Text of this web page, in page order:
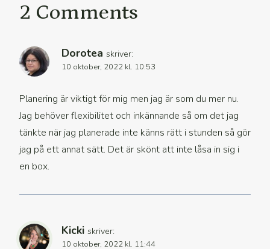
2 Comments
Dorotea skriver:
10 oktober, 2022 kl. 10:53
Planering är viktigt för mig men jag är som du mer nu.
Jag behöver flexibilitet och inkännande så om det jag
tänkte när jag planerade inte känns rätt i stunden så gör
jag på ett annat sätt. Det är skönt att inte låsa in sig i
en box.
Kicki skriver:
10 oktober, 2022 kl. 11:44